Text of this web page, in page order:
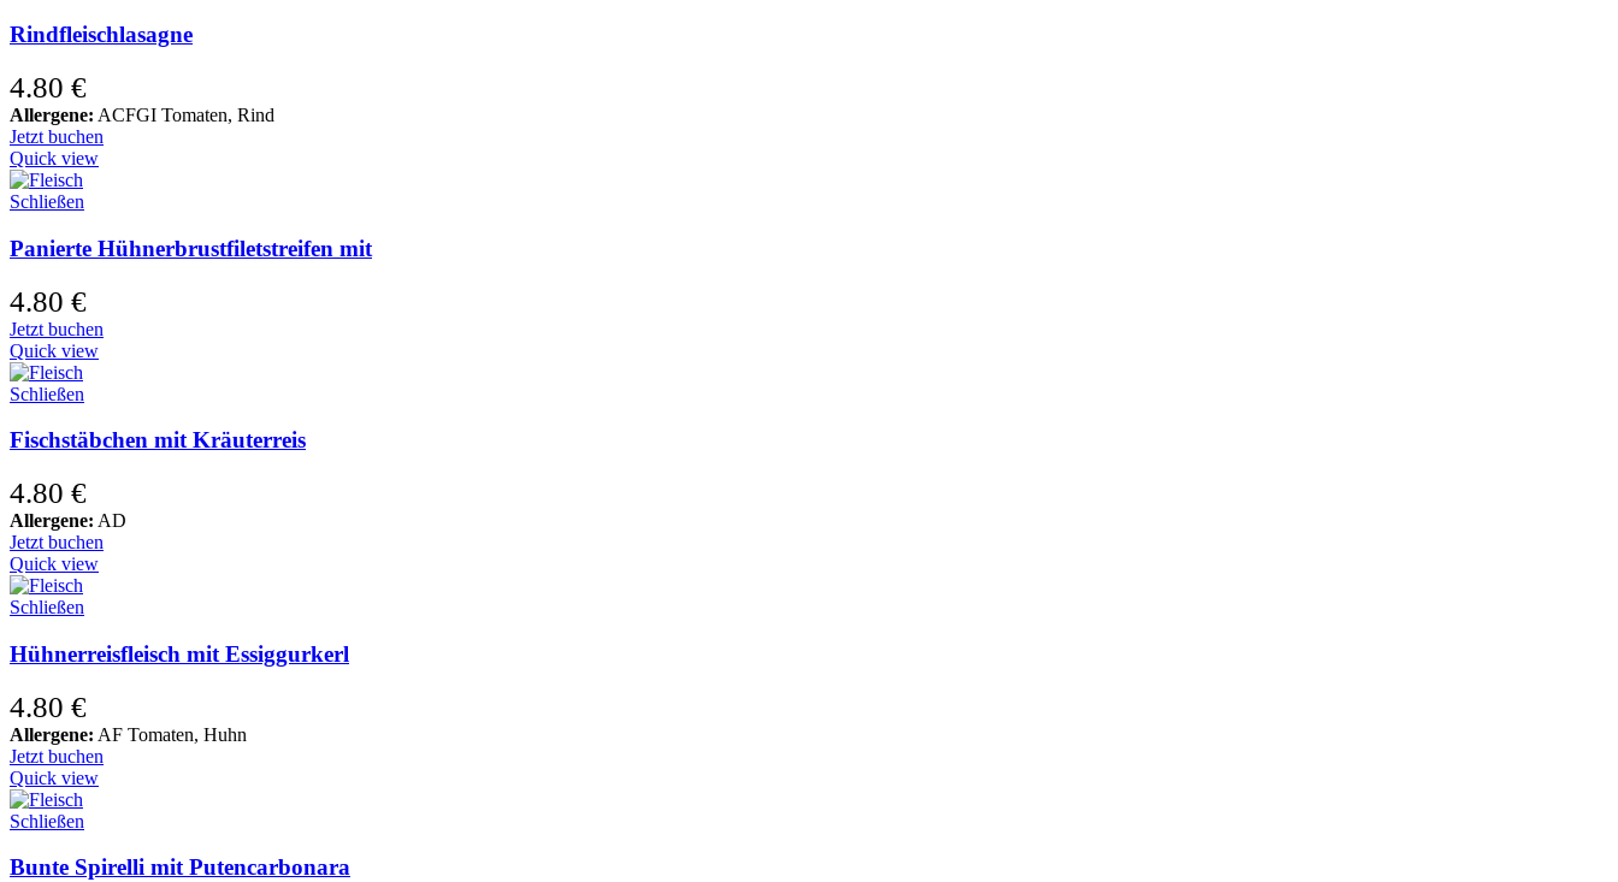
Rindfleischlasagne
4.80 €
Allergene: ACFGI Tomaten, Rind
Jetzt buchen
Quick view
Schließen
Panierte Hühnerbrustfiletstreifen mit
4.80 €
Jetzt buchen
Quick view
Schließen
Fischstäbchen mit Kräuterreis
4.80 €
Allergene: AD
Jetzt buchen
Quick view
Schließen
Hühnerreisfleisch mit Essiggurkerl
4.80 €
Allergene: AF Tomaten, Huhn
Jetzt buchen
Quick view
Schließen
Bunte Spirelli mit Putencarbonara